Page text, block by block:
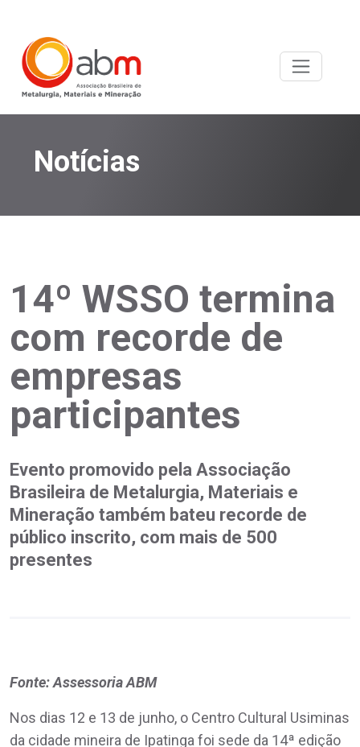
Notícias
14º WSSO termina
com recorde de
empresas
participantes
Evento promovido pela Associação
Brasileira de Metalurgia, Materiais e
Mineração também bateu recorde de
público inscrito, com mais de 500
presentes
Fonte: Assessoria ABM
Nos dias 12 e 13 de junho, o Centro Cultural Usiminas
da cidade mineira de Ipatinga foi sede da 14ª edição